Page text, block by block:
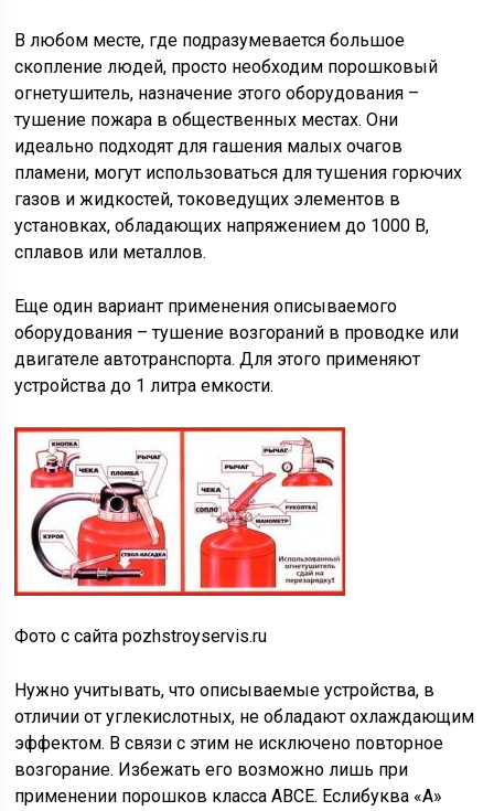
В любом месте, где подразумевается большое
скопление людей, просто необходим порошковый
огнетушитель, назначение этого оборудования –
тушение пожара в общественных местах. Они
идеально подходят для гашения малых очагов
пламени, могут использоваться для тушения горючих
газов и жидкостей, токоведущих элементов в
установках, обладающих напряжением до 1000 В,
сплавов или металлов.
Еще один вариант применения описываемого
оборудования – тушение возгораний в проводке или
двигателе автотранспорта. Для этого применяют
устройства до 1 литра емкости.
Фото с сайта pozhstroyservis.ru
Нужно учитывать, что описываемые устройства, в
отличии от углекислотных, не обладают охлаждающим
эффектом. В связи с этим не исключено повторное
возгорание. Избежать его возможно лишь при
применении порошков класса АВСЕ. Еслибуква «А»